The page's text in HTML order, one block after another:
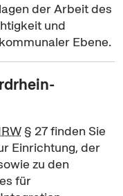
der Arbeit des
und
Ebene.
§ 27 finden Sie
Einrichtung, der
zu den
für